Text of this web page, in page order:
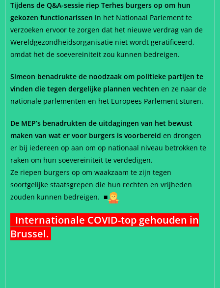
Tijdens de Q&A-sessie riep Terhes burgers op om hun
gekozen functionarissen in het Nationaal Parlement te
verzoeken ervoor te zorgen dat het nieuwe verdrag van de
Wereldgezondheidsorganisatie niet wordt geratificeerd,
omdat het de soevereiniteit zou kunnen bedreigen.
Simeon benadrukte de noodzaak om politieke partijen te
vinden die tegen dergelijke plannen vechten en ze naar de
nationale parlementen en het Europees Parlement sturen.
De MEP’s benadrukten de uitdagingen van het bewust
maken van wat er voor burgers is voorbereid en drongen
er bij iedereen op aan om op nationaal niveau betrokken te
raken om hun soevereiniteit te verdedigen.
Ze riepen burgers op om waakzaam te zijn tegen
soortgelijke staatsgrepen die hun rechten en vrijheden
zouden kunnen bedreigen. ■
Internationale COVID-top gehouden in
Brussel.